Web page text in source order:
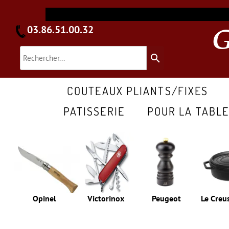
search
Peugeot Le
Victorinox
Opinel
COUTEAUX PLIANTS/FIXES
PATISSERIE
POUR LA TABLE
03.86.51.00.32